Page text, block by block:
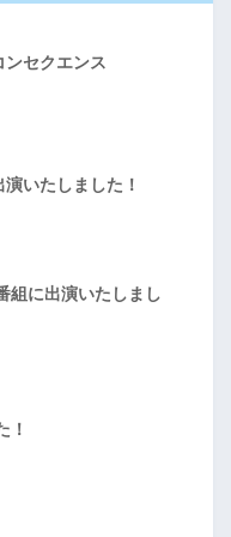
ンセクエンス
いたしました！
組に出演いたしまし
！